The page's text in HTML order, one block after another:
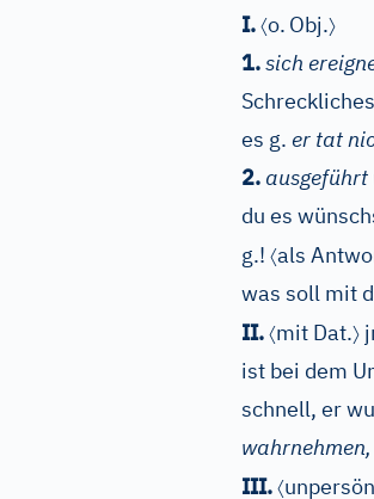
I.〈o. Obj.〉
1.sich
es g. er tat
2. ausgeführt
du es
g.! 〈als
was soll mit
II.〈mit Dat.〉
ist bei dem
schnell, er
III.〈